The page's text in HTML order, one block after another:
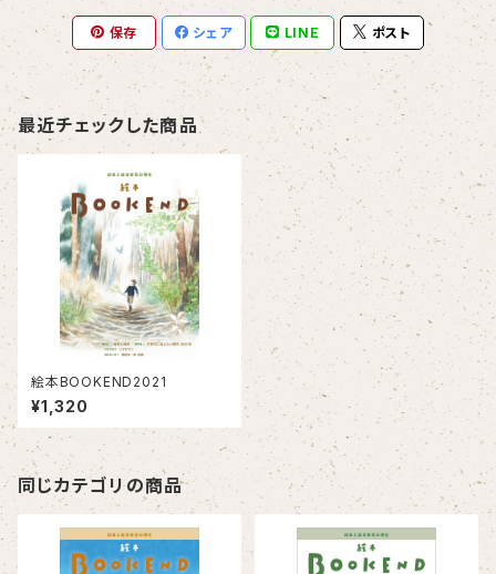
保存 シェア LINE ポスト
最近チェックした商品
絵本BOOKEND2021
¥1,320
同じカテゴリの商品